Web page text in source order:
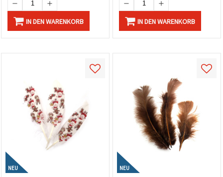
IN DEN WARENKORB IN DEN WARENKORB
NEU NEU